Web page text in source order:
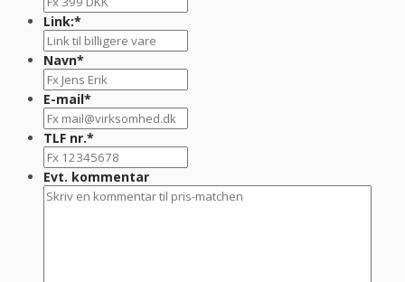
Link:*
Navn*
E-mail*
TLF nr.*
Evt. kommentar